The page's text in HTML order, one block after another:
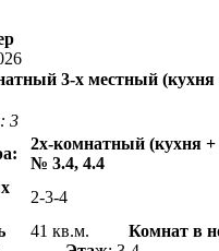
3-х местный (кухня
3
2х-комнатный (кухня +
№ 3.4, 4.4
2-3-4
41 кв.м. Комнат в